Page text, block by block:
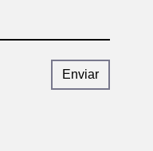
Enviar